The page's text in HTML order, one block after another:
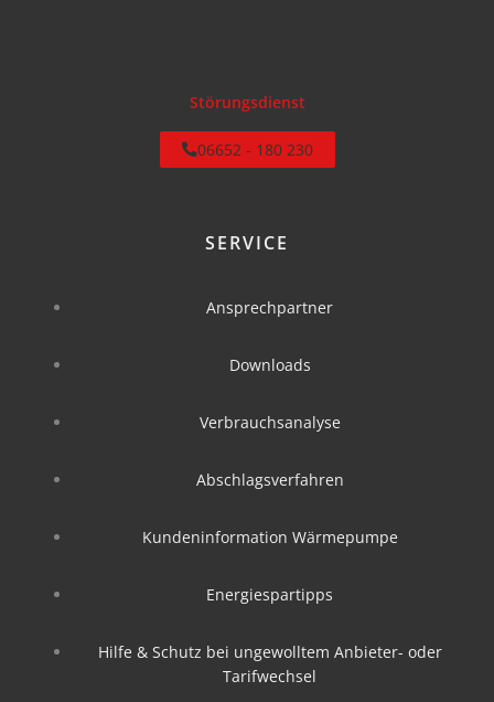
Störungsdienst
06652 - 180 230
SERVICE
Ansprechpartner
Downloads
Verbrauchsanalyse
Abschlagsverfahren
Kundeninformation Wärmepumpe
Energiespartipps
Hilfe & Schutz bei ungewolltem Anbieter- oder
Tarifwechsel